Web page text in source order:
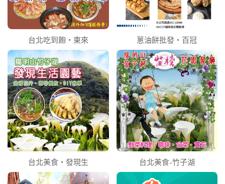
台北吃到飽‧東來 蔥油餅批發‧百冠
台北美食‧發現生 台北美食-竹子湖